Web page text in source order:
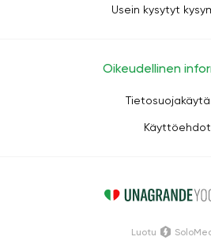
Usein kysytyt
Oikeudellinen
Käyttöehdot
Luotu